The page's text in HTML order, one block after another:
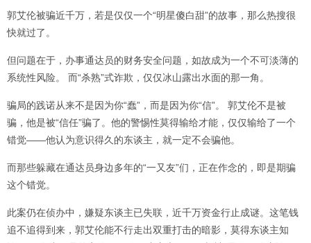
郭艾伦被骗近千万，若是仅仅一个“明星傻白甜”的故事，那么热搜很
快就过了。
但问题在于，办事通达员的财务安全问题，如故成为一个不可淡薄的
系统性风险。 而“杀熟”式诈欺，仅仅冰山露出水面的那一角。
骗局的践诺从来不是因为你“蠢”，而是因为你“信”。 郭艾伦不是被
骗，他是被“信任”骗了。他的警惕性莫得输给才能，仅仅输给了一个
错觉——他认为意识得久的东谈主，就一定不会骗他。
而那些躲藏在通达员身边多年的“一又友”们，正在作念的，即是期骗
这个错觉。
此案仍在侦办中，嫌疑东谈主已失联，近千万资金行止成谜。这笔钱
追不追得到来，郭艾伦能不行走出双重打击的暗影，莫得东谈主知